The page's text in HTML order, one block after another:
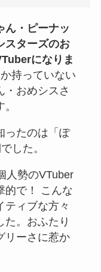
ん・ピーナッ
スターズのお
になりま
持っていない
・おめシスさ
ったのは「ぽ
した。
人勢のVTuber
的で！ こんな
ティブな方々
た。おふたり
リーさに惹か